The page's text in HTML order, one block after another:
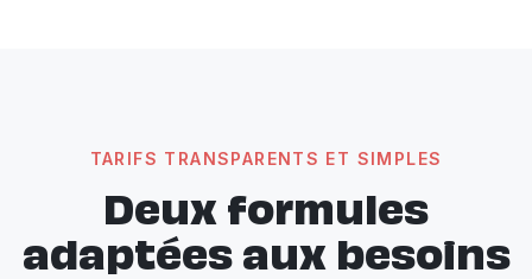
TARIFS TRANSPARENTS ET SIMPLES
Deux formules
adaptées aux besoins